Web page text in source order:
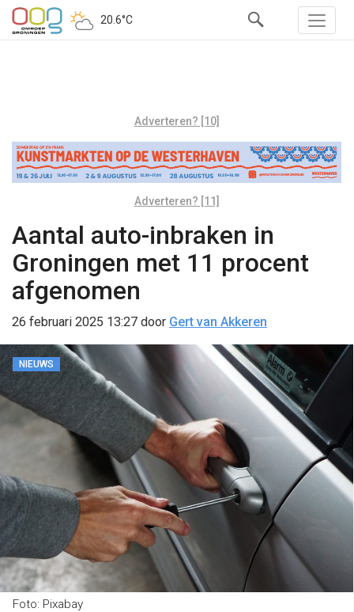
20.6°C
Adverteren? [10]
Adverteren? [11]
Aantal auto-inbraken in
Groningen met 11 procent
afgenomen
26 februari 2025 13:27 door Gert van Akkeren
NIEUWS
Foto: Pixabay